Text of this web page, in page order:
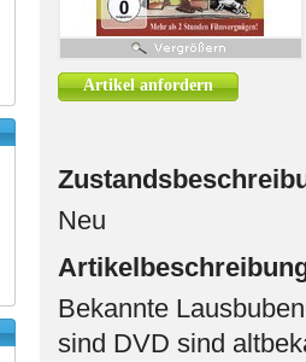
Artikel anfordern
Neu
Bekannte
sind DVD sind